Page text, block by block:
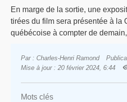
En marge de la sortie, une
tirées du film sera présentée à la
québécoise à compter de
Par : Charles-Henri Ramond
Mise à jour : 20 février 2024, 6:44
Mots clés